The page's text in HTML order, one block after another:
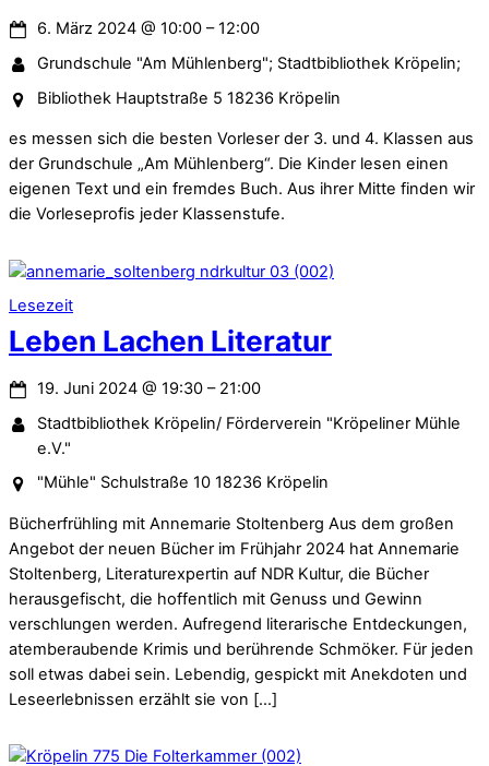
6. März 2024 @10:00 –12:00
Grundschule "Am Mühlenberg"; Stadtbibliothek Kröpelin;
Bibliothek Hauptstraße 5 18236 Kröpelin
es messen sich die besten Vorleser der 3. und 4. Klassen aus
der Grundschule „Am Mühlenberg“. Die Kinder lesen einen
eigenen Text und ein fremdes Buch. Aus ihrer Mitte finden wir
die Vorleseprofis jeder Klassenstufe.
Lesezeit
Leben Lachen Literatur
19. Juni 2024 @19:30 – 21:00
Stadtbibliothek Kröpelin/ Förderverein "Kröpeliner Mühle
e.V."
"Mühle" Schulstraße 10 18236 Kröpelin
Bücherfrühling mit Annemarie Stoltenberg Aus dem großen
Angebot der neuen Bücher im Frühjahr 2024 hat Annemarie
Stoltenberg, Literaturexpertin auf NDR Kultur, die Bücher
herausgefischt, die hoffentlich mit Genuss und Gewinn
verschlungen werden. Aufregend literarische Entdeckungen,
atemberaubende Krimis und berührende Schmöker. Für jeden
soll etwas dabei sein. Lebendig, gespickt mit Anekdoten und
Leseerlebnissen erzählt sie von […]